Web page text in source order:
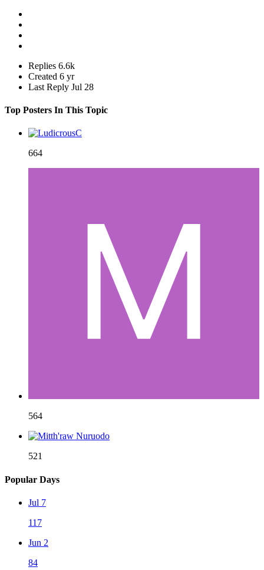
Replies 6.6k
Created 6 yr
Last Reply Jul 28
Top Posters In This Topic
664
564
521
Popular Days
Jul 7
117
Jun 2
84